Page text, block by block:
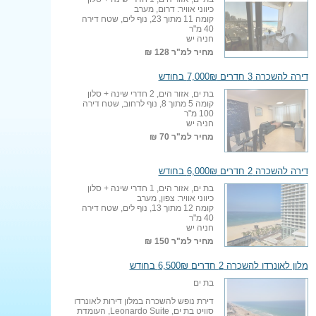
כיווני אוויר: דרום, מערב
קומה 11 מתוך 23, נוף לים, שטח דירה
40 מ"ר
חניה יש
מחיר למ"ר128 ₪
דירה להשכרה 3 חדרים 7,000₪ בחודש
בת ים, אזור הים, 2 חדרי שינה + סלון
קומה 5 מתוך 8, נוף לרחוב, שטח דירה
100 מ"ר
חניה יש
מחיר למ"ר 70 ₪
דירה להשכרה 2 חדרים 6,000₪ בחודש
בת ים, אזור הים, 1 חדרי שינה + סלון
כיווני אוויר: צפון, מערב
קומה 12 מתוך 13, נוף לים, שטח דירה
40 מ"ר
חניה יש
מחיר למ"ר 150 ₪
מלון לאונרדו להשכרה 2 חדרים 6,500₪ בחודש
בת ים
דירת נופש להשכרה במלון דירות לאונרדו
סוויט בת ים, Leonardo Suite, העומדת